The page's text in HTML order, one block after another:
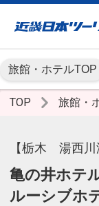
旅館・ホテルTOP
TOP 旅館・
【栃木 湯西川
亀の井ホテ
ルーシブホ